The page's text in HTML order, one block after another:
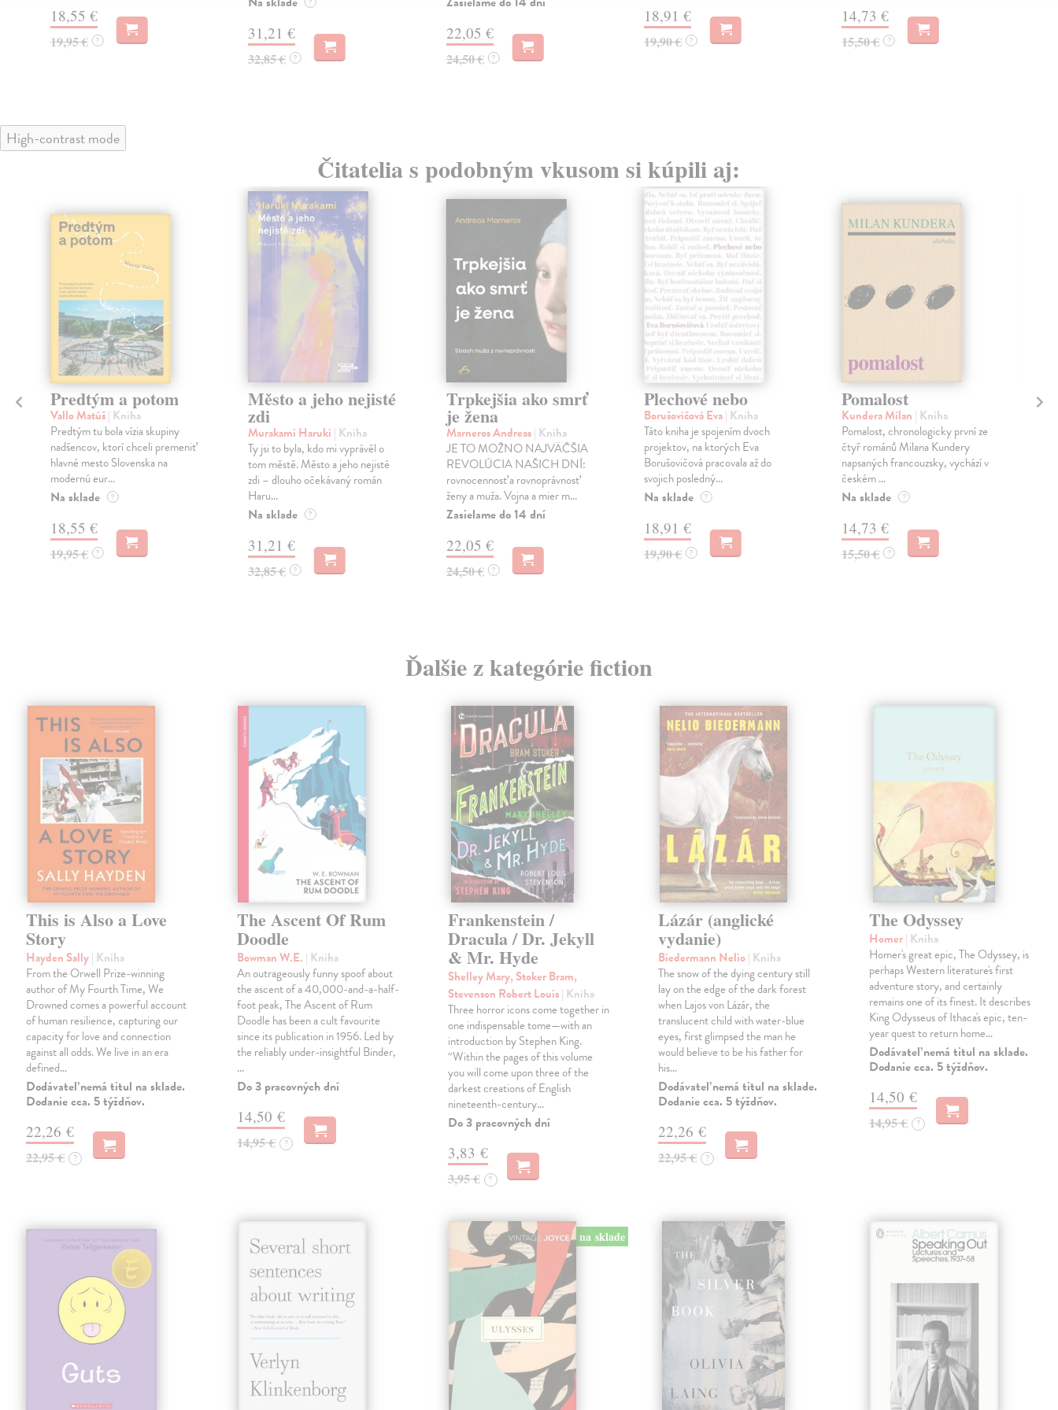
18,55 €
19,95 € ? 31,21 €
32,85 € ?
22,05 €
24,50 € ?
18,91 €
19,90 € ?
14,73 €
15,50 € ?
High-contrast mode
Čitatelia s podobným vkusom si kúpili aj:
Predtým a potom
Vallo Matúš| Kniha
Predtým tu bola vízia skupiny
nadšencov, ktorí chceli premeniť
hlavné mesto Slovenska na
modernú eur...
Na sklade ?
18,55 €
19,95 € ?
Město a jeho nejisté
zdi
Murakami Haruki | Kniha
Ty jsi to byla, kdo mi vyprávěl o
tom městě. Město a jeho nejisté
zdi – dlouho očekávaný román
Haru...
Na sklade ?
31,21 €
32,85 € ?
Trpkejšia ako smrť
je žena
Marneros Andreas| Kniha
JE TO MOŽNO NAJVÄČŠIA
REVOLÚCIA NAŠICH DNÍ:
rovnocennosť a rovnoprávnosť
ženy a muža. Vojna a mier m...
Zasielame do 14 dní
22,05 €
24,50 € ?
Plechové nebo
Borušovičová Eva| Kniha
Táto kniha je spojením dvoch
projektov, na ktorých Eva
Borušovičová pracovala až do
svojich posledný...
Na sklade ?
18,91 €
19,90 € ?
Pomalost
Kundera Milan | Kniha
Pomalost, chronologicky první ze
čtyř románů Milana Kundery
napsaných francouzsky, vychází v
českém ...
Na sklade ?
14,73 €
15,50 € ?
Ďalšie z kategórie fiction
This is Also a Love
Story
Hayden Sally| Kniha
From the Orwell Prize-winning
author of My Fourth Time, We
Drowned comes a powerful account
of human resilience, capturing our
capacity for love and connection
against all odds. We live in an era
defined…
Dodávateľ nemá titul na sklade.
Dodanie cca. 5 týždňov.
22,26 €
22,95 € ?
The Ascent Of Rum
Doodle
Bowman W.E. | Kniha
An outrageously funny spoof about
the ascent of a 40,000-and-a-half-
foot peak, The Ascent of Rum
Doodle has been a cult favourite
since its publication in 1956. Led by
the reliably under-insightful Binder,
…
Do 3 pracovných dní
14,50 €
14,95 € ?
Frankenstein /
Dracula / Dr. Jekyll
& Mr. Hyde
Shelley Mary, Stoker Bram,
Stevenson Robert Louis| Kniha
Three horror icons come together in
one indispensable tome—with an
introduction by Stephen King.
“Within the pages of this volume
you will come upon three of the
darkest creations of English
nineteenth-century…
Do 3 pracovných dní
3,83 €
3,95 € ?
Lázár (anglické
vydanie)
Biedermann Nelio| Kniha
The snow of the dying century still
lay on the edge of the dark forest
when Lajos von Lázár, the
translucent child with water-blue
eyes, first glimpsed the man he
would believe to be his father for
his…
Dodávateľ nemá titul na sklade.
Dodanie cca. 5 týždňov.
22,26 €
22,95 € ?
The Odyssey
Homer| Kniha
Homer's great epic, The Odyssey, is
perhaps Western literature's first
adventure story, and certainly
remains one of its finest. It describes
King Odysseus of Ithaca's epic, ten-
year quest to return home…
Dodávateľ nemá titul na sklade.
Dodanie cca. 5 týždňov.
14,50 €
14,95 € ?
na sklade